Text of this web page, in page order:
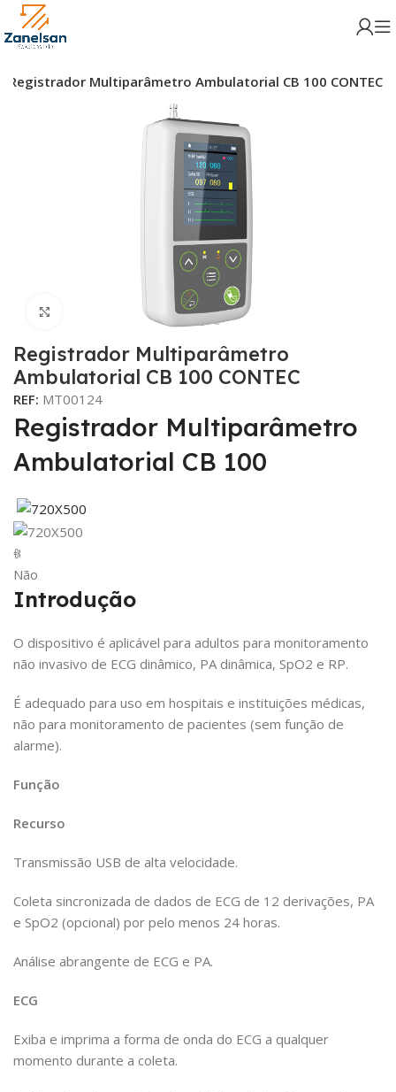
Registrador Multiparâmetro Ambulatorial CB 100 CONTEC
Click para aumentar
Registrador Multiparâmetro
Ambulatorial CB 100 CONTEC
REF: MT00124
Registrador Multiparâmetro
Ambulatorial CB 100
ꁆ
Não
Introdução
O dispositivo é aplicável para adultos para monitoramento
não invasivo de ECG dinâmico, PA dinâmica, SpO2 e RP.
É adequado para uso em hospitais e instituições médicas,
não para monitoramento de pacientes (sem função de
alarme).
Função
Recurso
Transmissão USB de alta velocidade.
Coleta sincronizada de dados de ECG de 12 derivações, PA
e SpO2 (opcional) por pelo menos 24 horas.
Análise abrangente de ECG e PA.
ECG
Exiba e imprima a forma de onda do ECG a qualquer
momento durante a coleta.